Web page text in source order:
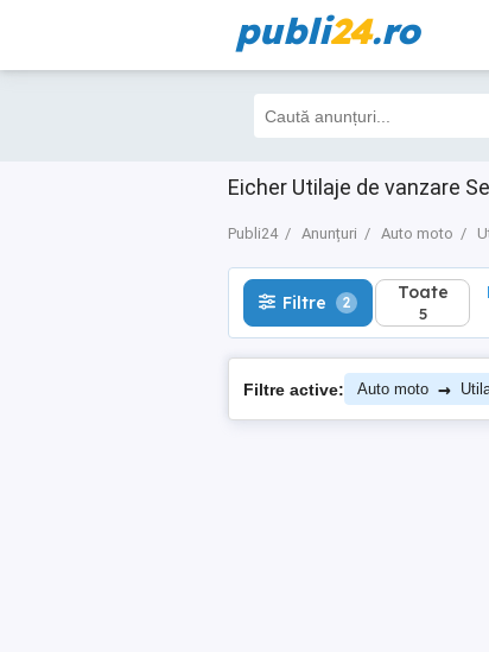
publi24.ro
Eicher Utilaje de vanzare
Publi24 Anunțuri Auto moto
Filtre 2 Toate
5
Filtre 2 Toate
5
Filtre active: Auto moto →